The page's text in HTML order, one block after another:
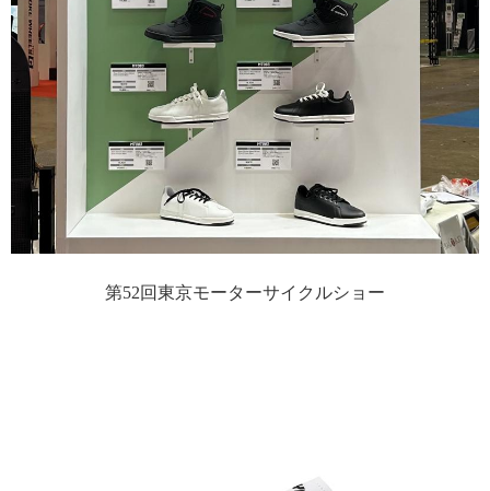
第52回東京モーターサイクルショー